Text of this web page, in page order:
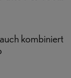
kombiniert